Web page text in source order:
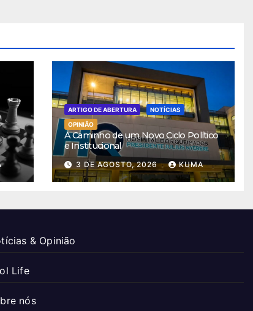
ARTIGO DE ABERTURA
NOTÍCIAS
OPINIÃO
A Caminho de um Novo Ciclo Político
e Institucional
3 DE AGOSTO, 2026 KUMA
& Opinião
Life
nós